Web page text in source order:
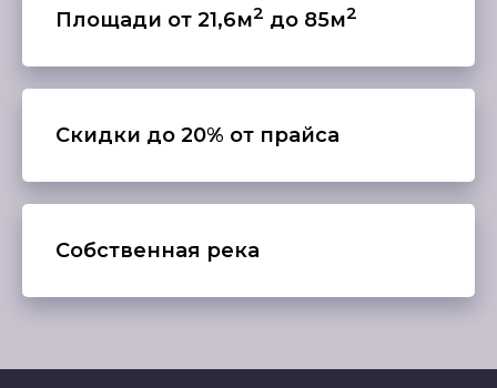
Площади от 21,6м2 до 85м2
Скидки до 20% от прайса
Собственная река